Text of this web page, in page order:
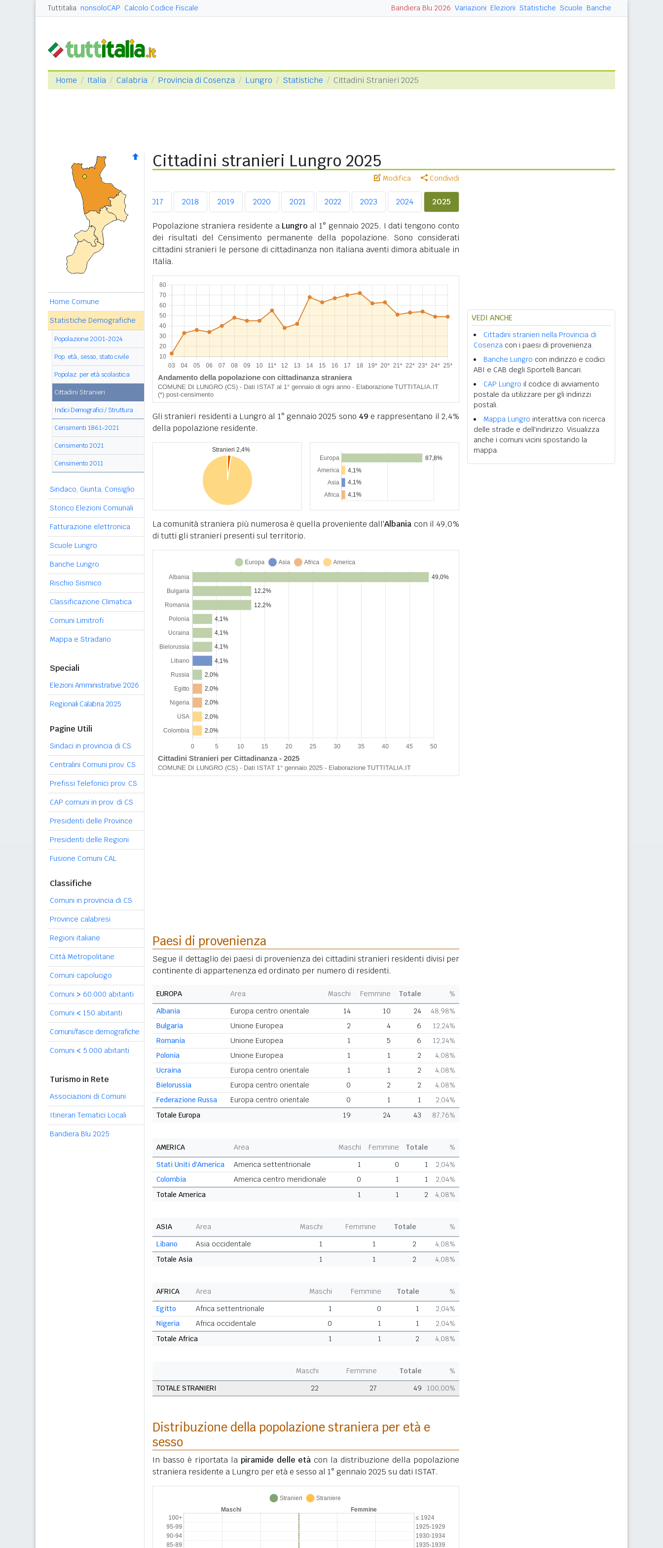
Tuttitalia nonsoloCAP Calcolo Codice Fiscale Bandiera Blu 2026 Variazioni Elezioni Statistiche Scuole Banche
Home Italia Calabria Provincia di Cosenza Lungro Statistiche Cittadini Stranieri 2025
Home Comune
Statistiche Demografiche
Popolazione 2001-2024
Pop. età, sesso, stato civile
Popolaz. per età scolastica
Cittadini Stranieri
Indici Demografici / Struttura
Censimenti 1861-2021
Censimento 2021
Censimento 2011
Sindaco, Giunta, Consiglio
Storico Elezioni Comunali
Fatturazione elettronica
Scuole Lungro
Banche Lungro
Rischio Sismico
Classificazione Climatica
Comuni Limitrofi
Mappa e Stradario
Speciali
Elezioni Amministrative 2026
Regionali Calabria 2025
Pagine Utili
Sindaci in provincia di CS
Centralini Comuni prov. CS
Prefissi Telefonici prov. CS
CAP comuni in prov. di CS
Presidenti delle Province
Presidenti delle Regioni
Fusione Comuni CAL
Classifiche
Comuni in provincia di CS
Province calabresi
Regioni italiane
Città Metropolitane
Comuni capoluogo
Comuni > 60.000 abitanti
Comuni < 150 abitanti
Comuni/fasce demografiche
Comuni < 5.000 abitanti
Turismo in Rete
Associazioni di Comuni
Itinerari Tematici Locali
Bandiera Blu 2025
Cittadini stranieri Lungro 2025
Modifica Condividi
2015 2016 2017 2018 2019 2020 2021 2022 2023 2024 2025
Popolazione straniera residente a Lungro al 1° gennaio 2025. I dati tengono conto
dei risultati del Censimento permanente della popolazione. Sono considerati
cittadini stranieri le persone di cittadinanza non italiana aventi dimora abituale in
Italia.
Gli stranieri residenti a Lungro al 1° gennaio 2025 sono 49 e rappresentano il 2,4%
della popolazione residente.
La comunità straniera più numerosa è quella proveniente dall'Albania con il 49,0%
di tutti gli stranieri presenti sul territorio.
Paesi di provenienza
Segue il dettaglio dei paesi di provenienza dei cittadini stranieri residenti divisi per
continente di appartenenza ed ordinato per numero di residenti.
EUROPA Area Maschi Femmine Totale
%
Albania
Europa centro orientale 14 10 24
48,98%
Bulgaria
Unione Europea 2 4 6
12,24%
Romania
Unione Europea 1 5 6
12,24%
Polonia
Unione Europea 1 1 2
4,08%
Ucraina
Europa centro orientale 1 1 2
4,08%
Bielorussia
Europa centro orientale 0 2 2
4,08%
Federazione Russa
Europa centro orientale 0 1 1
2,04%
Totale Europa
19 24 43 87,76%
AMERICA Area Maschi Femmine Totale
%
Stati Uniti d'America
America settentrionale 1 0 1
2,04%
Colombia
America centro meridionale 0 1 1
2,04%
Totale America
1 1 2 4,08%
ASIA Area Maschi Femmine Totale
%
Libano
Asia occidentale 1 1 2
4,08%
Totale Asia
1 1 2 4,08%
AFRICA Area Maschi Femmine Totale
%
Egitto
Africa settentrionale 1 0 1
2,04%
Nigeria
Africa occidentale 0 1 1
2,04%
Totale Africa
1 1 2 4,08%
Maschi Femmine Totale
%
TOTALE STRANIERI
22 27 49 100,00%
Distribuzione della popolazione straniera per età e
sesso
In basso è riportata la piramide delle età con la distribuzione della popolazione
straniera residente a Lungro per età e sesso al 1° gennaio 2025 su dati ISTAT.
VEDI ANCHE
Cittadini stranieri nella Provincia di
Cosenza con i paesi di provenienza.
Banche Lungro con indirizzo e codici
ABI e CAB degli Sportelli Bancari.
CAP Lungro il codice di avviamento
postale da utilizzare per gli indirizzi
postali.
Mappa Lungro interattiva con ricerca
delle strade e dell'indirizzo. Visualizza
anche i comuni vicini spostando la
mappa.